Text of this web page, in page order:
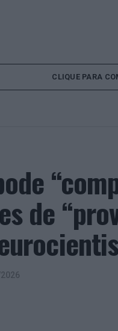
CLIQUE PARA
de